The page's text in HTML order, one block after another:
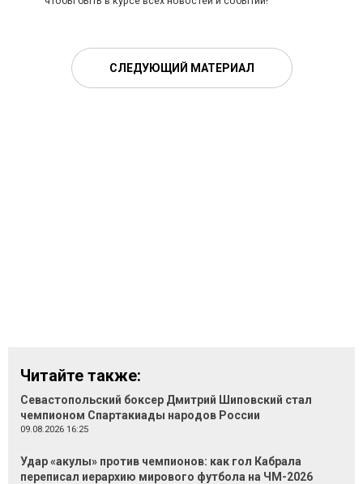
СЛЕДУЮЩИЙ МАТЕРИАЛ
Читайте также:
Севастопольский боксер Дмитрий Шиповский стал
чемпионом Спартакиады народов России
09.08.2026 16:25
Удар «акулы» против чемпионов: как гол Кабрала
переписал иерархию мирового футбола на ЧМ-2026